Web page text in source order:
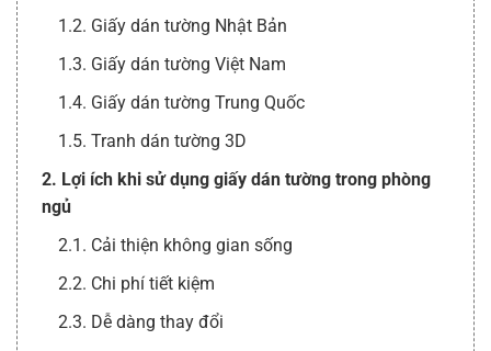
1.2. Giấy dán tường Nhật Bản
1.3. Giấy dán tường Việt Nam
1.4. Giấy dán tường Trung Quốc
1.5. Tranh dán tường 3D
2. Lợi ích khi sử dụng giấy dán tường trong phòng
ngủ
2.1. Cải thiện không gian sống
2.2. Chi phí tiết kiệm
2.3. Dễ dàng thay đổi